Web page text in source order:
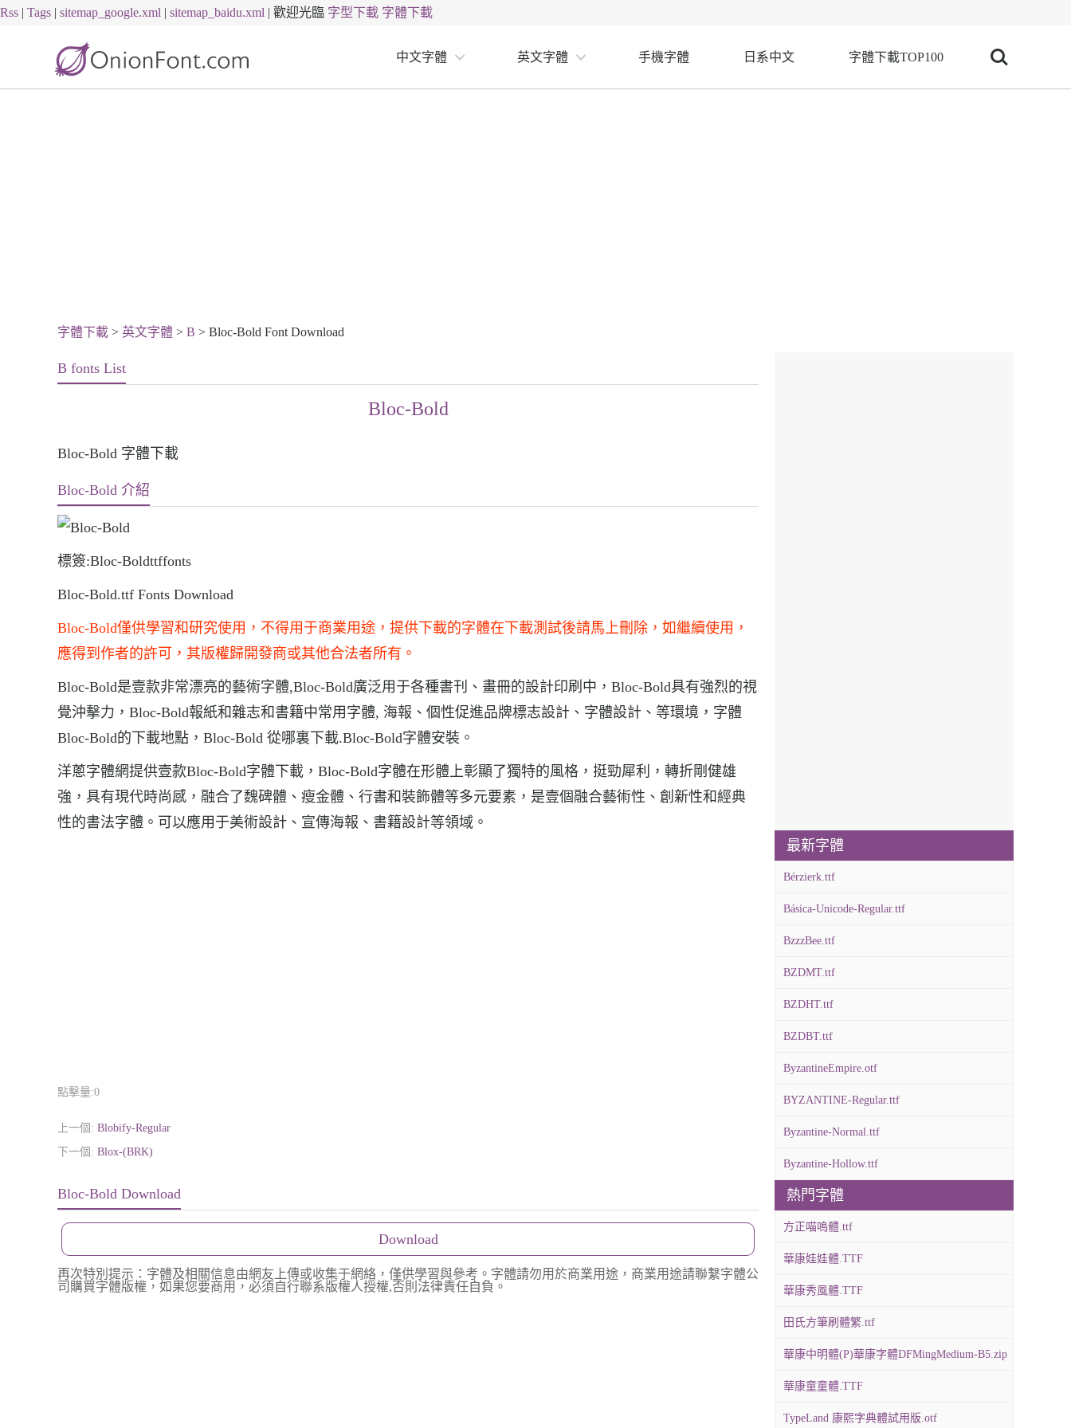
Rss | Tags | sitemap_google.xml | sitemap_baidu.xml | 歡迎光臨 字型下載 字體下載
中文字體 英文字體 手機字體 日系中文 字體下載TOP100
字體下載 > 英文字體 > B > Bloc-Bold Font Download
B fonts List
Bloc-Bold
Bloc-Bold 字體下載
Bloc-Bold 介紹
標簽:Bloc-Boldttffonts
Bloc-Bold.ttf Fonts Download
Bloc-Bold僅供學習和研究使用，不得用于商業用途，提供下載的字體在下載測試後請馬上刪除，如繼續使用，
應得到作者的許可，其版權歸開發商或其他合法者所有。
Bloc-Bold是壹款非常漂亮的藝術字體,Bloc-Bold廣泛用于各種書刊、畫冊的設計印刷中，Bloc-Bold具有強烈的視
覺沖擊力，Bloc-Bold報紙和雜志和書籍中常用字體, 海報、個性促進品牌標志設計、字體設計、等環境，字體
Bloc-Bold的下載地點，Bloc-Bold 從哪裏下載.Bloc-Bold字體安裝。
洋蔥字體網提供壹款Bloc-Bold字體下載，Bloc-Bold字體在形體上彰顯了獨特的風格，挺勁犀利，轉折剛健雄
強，具有現代時尚感，融合了魏碑體、瘦金體、行書和裝飾體等多元要素，是壹個融合藝術性、創新性和經典
性的書法字體。可以應用于美術設計、宣傳海報、書籍設計等領域。
點擊量:0
上一個: Blobify-Regular
下一個: Blox-(BRK)
Bloc-Bold Download
Download
再次特別提示：字體及相關信息由網友上傳或收集于網絡，僅供學習與參考。字體請勿用於商業用途，商業用途請聯繫字體公
司購買字體版權，如果您要商用，必須自行聯系版權人授權,否則法律責任自負。
最新字體
Bérzierk.ttf
Básica-Unicode-Regular.ttf
BzzzBee.ttf
BZDMT.ttf
BZDHT.ttf
BZDBT.ttf
ByzantineEmpire.otf
BYZANTINE-Regular.ttf
Byzantine-Normal.ttf
Byzantine-Hollow.ttf
熱門字體
方正喵嗚體.ttf
華康娃娃體.TTF
華康秀風體.TTF
田氏方筆刷體繁.ttf
華康中明體(P)華康字體DFMingMedium-B5.zip
華康童童體.TTF
TypeLand 康熙字典體試用版.otf